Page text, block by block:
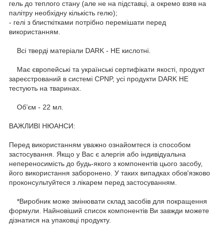
гель до теплого стану (але не на підставці, а окремо взяв на
палітру необхідну кількість гелю);
- гелі з блисткітками потрібно перемішати перед
використанням.
Всі тверді матеріали DARK - НЕ кислотні.
Має європейські та українські сертифікати якості, продукт
зареєстрований в системі CPNP, усі продукти DARK НЕ
тестують на тваринах.
Обʼєм - 22 мл.
ВАЖЛИВІ НЮАНСИ:
Перед використанням уважно ознайомтеся із способом
застосування. Якщо у Вас є алергія або індивідуальна
непереносимість до будь-якого з компонентів цього засобу,
його використання заборонено. У таких випадках обов'язково
проконсультуйтеся з лікарем перед застосуванням.
*Виробник може змінювати склад засобів для покращення
формули. Найновіший список компонентів Ви завжди можете
дізнатися на упаковці продукту.